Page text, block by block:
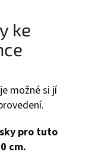
ke
možné si jí
pro tuto
cm.